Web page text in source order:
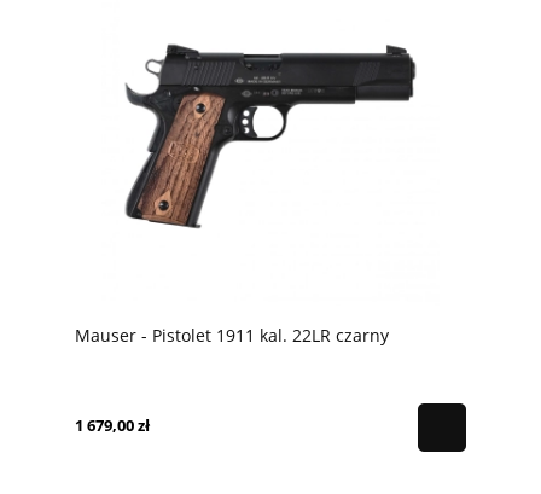
Mauser - Pistolet 1911 kal. 22LR czarny
1 679,00 zł